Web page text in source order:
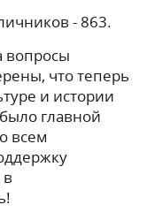
- 863.
вопросы
что теперь
и истории
главной
всем